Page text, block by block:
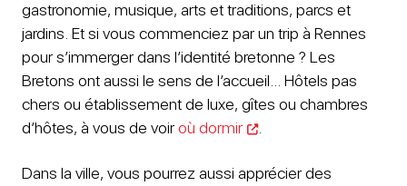
gastronomie, musique, arts et traditions, parcs et
jardins. Et si vous commenciez par un trip à Rennes
pour s’immerger dans l’identité bretonne ? Les
Bretons ont aussi le sens de l’accueil… Hôtels pas
chers ou établissement de luxe, gîtes ou chambres
d’hôtes, à vous de voiroù dormir .
Dans la ville, vous pourrez aussi apprécier des